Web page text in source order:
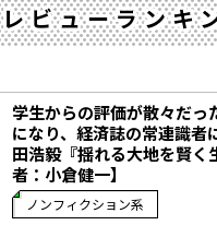
レビューランキ
学生からの評価が散々だっ
になり、経済誌の常連識者
田浩毅『揺れる大地を賢く
者：小倉健一】
ノンフィクション系